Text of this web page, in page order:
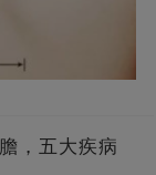
，五大疾病